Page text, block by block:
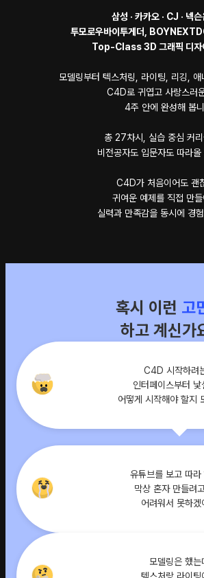
삼성 · 카카오 · CJ · 넥
투모로우바이투게더,
Top-Class 3D 그래픽 디자
모델링부터 텍스처링, 라이팅, 리깅, 애
C4D로 귀엽고 사랑스러
4주 안에 완성해 봅
총 27차시, 실습 중심 커
비전공자도 입문자도 따라
C4D가 처음이어도 괜
귀여운 예제를 직접 만들
실력과 만족감을 동시에 경
혹시 이런 고
하고 계신가
C4D 시작하려
인터페이스부터 낯
어떻게 시작해야 할지
유튜브를 보고 따라
막상 혼자 만들려
어려워서 못하겠
모델링은 했는